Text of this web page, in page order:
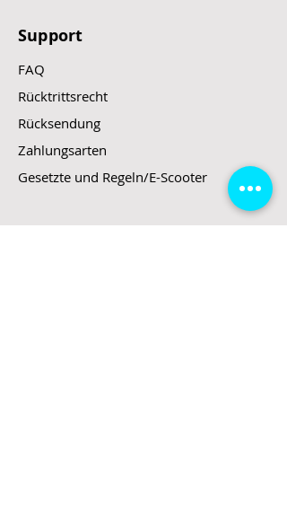
Support
FAQ
Rücktrittsrecht
Rücksendung
Zahlungsarten
Gesetzte und Regeln/E-Scooter